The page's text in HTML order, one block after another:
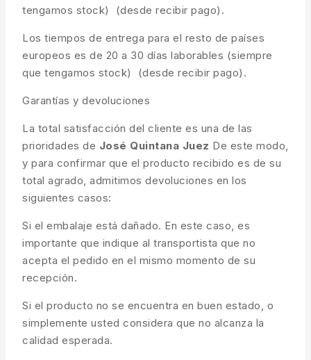
tengamos stock) (desde recibir pago).
Los tiempos de entrega para el resto de países
europeos es de 20 a 30 días laborables (siempre
que tengamos stock) (desde recibir pago).
Garantías y devoluciones
La total satisfacción del cliente es una de las
prioridades de José Quintana Juez De este modo,
y para confirmar que el producto recibido es de su
total agrado, admitimos devoluciones en los
siguientes casos:
Si el embalaje está dañado. En este caso, es
importante que indique al transportista que no
acepta el pedido en el mismo momento de su
recepción.
Si el producto no se encuentra en buen estado, o
simplemente usted considera que no alcanza la
calidad esperada.